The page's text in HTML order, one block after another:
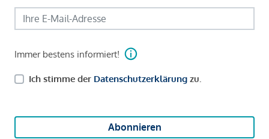
Immer bestens informiert!
Ich stimme der Datenschutzerklärung zu.
Abonnieren